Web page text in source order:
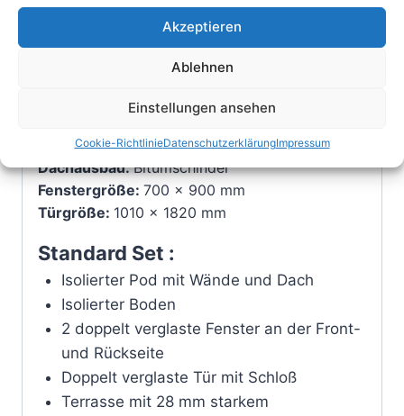
Akzeptieren
Ablehnen
Einstellungen ansehen
Cookie-RichtlinieDatenschutzerklärungImpressum
außen: 14 mm
Isolierte Seitenwandstärke: 126 mm
Kiefer: 28 mm; Isolierte Bodenstärke:
Wände)
Dachausbau: Bitumschindel
Fenstergröße: 700 x 900 mm
Türgröße: 1010 x 1820 mm
Standard Set :
Isolierter Pod mit Wände und Dach
Isolierter Boden
2 doppelt verglaste Fenster an der Front-
und Rückseite
Doppelt verglaste Tür mit Schloß
Terrasse mit 28 mm starkem